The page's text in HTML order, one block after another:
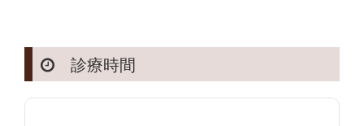
診療時間